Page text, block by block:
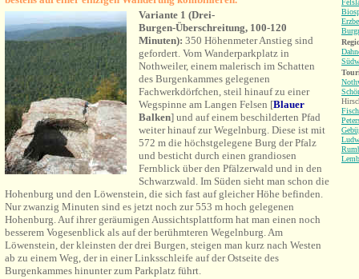
Variante 1 (Drei-
Burgen-Überschreitung, 100-120
Minuten): 350 Höhenmeter Anstieg sind
gefordert. Vom Wanderparkplatz in
Nothweiler, einem malerisch im Schatten
des Burgenkammes gelegenen
Fachwerkdörfchen, steil hinauf zu einer
Wegspinne am Langen Felsen [Blauer
Balken] und auf einem beschilderten Pfad
weiter hinauf zur Wegelnburg. Diese ist mit
572 m die höchstgelegene Burg der Pfalz
und besticht durch einen grandiosen
Fernblick über den Pfälzerwald und in den
Schwarzwald. Im Süden sieht man schon die
Hohenburg und den Löwenstein, die sich fast auf gleicher Höhe befinden.
Nur zwanzig Minuten sind es jetzt noch zur 553 m hoch gelegenen
Hohenburg. Auf ihrer geräumigen Aussichtsplattform hat man einen noch
besserem Vogesenblick als auf der berühmteren Wegelnburg. Am
Löwenstein, der kleinsten der drei Burgen, steigen man kurz nach Westen
ab zu einem Weg, der in einer Linksschleife auf der Ostseite des
Burgenkammes hinunter zum Parkplatz führt.